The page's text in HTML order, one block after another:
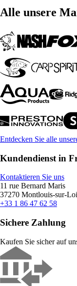
Alle unsere
Entdecken Sie alle
Kundendienst in
Kontaktieren Sie uns
11 rue Bernard Maris
37270 Montlouis-sur-
+33 1 86 47 62 58
Sichere Zahlung
Kaufen Sie sicher auf